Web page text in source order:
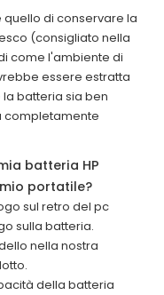
di conservare la
(consigliato nella
come l'ambiente di
essere estratta
batteria sia ben
completamente
batteria HP
portatile?
sul retro del pc
sulla batteria.
nella nostra
della batteria